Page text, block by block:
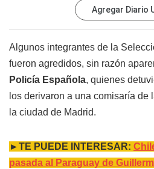
Agregar Diario
Algunos integrantes de la
fueron agredidos, sin razón
Policía Española, quienes
los derivaron a una comisaría de
la ciudad de Madrid.
►TE PUEDE INTERESAR:
pasada al Paraguay de